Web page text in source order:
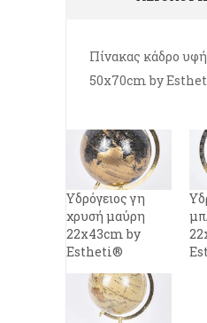
Πίνακας κάδρο
50x70cm by
Υδρόγειος γη
χρυσή μαύρη
22x43cm by
Estheti®